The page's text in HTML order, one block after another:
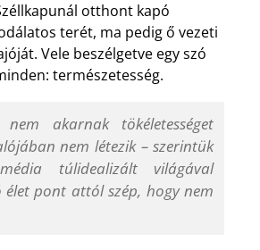
otthont kapó
terét, ma pedig ő vezeti
Vele beszélgetve egy szó
természetesség.
akarnak tökéletességet
nem létezik – szerintük
túlidealizált világával
élet pont attól szép, hogy nem